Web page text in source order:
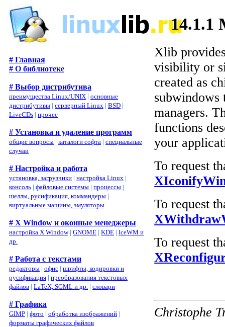
# Главная
# О библиотеке
# Выбор дистрибутива
преимущества Linux/UNIX | основные
дистрибутивы | серверный Linux | BSD |
LiveCDs | прочее
# Установка и удаление программ
общие вопросы | каталоги софта | специальные
случаи
# Настройка и работа
установка, загрузчики | настройка Linux |
консоль | файловые системы | процессы |
шеллы, русификация, коммандеры |
виртуальные машины, эмуляторы
# X Window и оконные менеджеры
настройка X Window| GNOME | KDE | IceWM и
др.
# Работа с текстами
редакторы | офис | шрифты, кодировки и
русификация | преобразования текстовых
файлов | LaTeX, SGML и др. | словари
# Графика
GIMP | фото | обработка изображений |
форматы графических файлов
14.1.1
Xlib
visibility or
created as
subwindows
managers.
functions
your
To request
To request
To request
Christophe